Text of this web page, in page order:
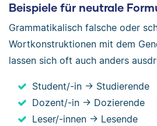
Beispiele für neutrale
Grammatikalisch falsche oder
Wortkonstruktionen mit dem
lassen sich oft auch anders
Student/-in → Studierende
Dozent/-in → Dozierende
Leser/-innen → Lesende